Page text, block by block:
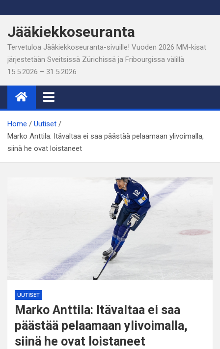
to
content
Jääkiekkoseuranta
Tervetuloa Jääkiekkoseuranta-sivuille! Vuoden 2026 MM-kisat
järjestetään Sveitsissä Zürichissä ja Fribourgissa välillä
15.5.2026 – 31.5.2026
Home
Uutiset
Marko Anttila: Itävaltaa ei saa päästää pelaamaan ylivoimalla,
siinä he ovat loistaneet
UUTISET
Marko Anttila: Itävaltaa ei saa
päästää pelaamaan ylivoimalla,
siinä he ovat loistaneet